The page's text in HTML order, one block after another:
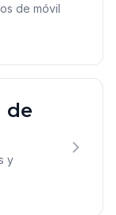
de móvil
de
y